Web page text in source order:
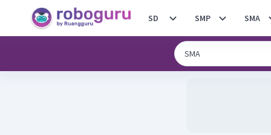
SD SMP SMA